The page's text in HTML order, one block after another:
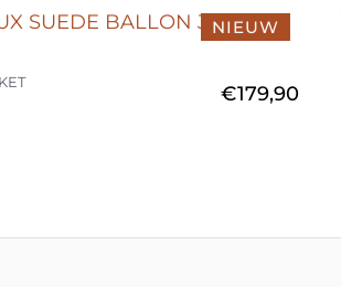
€179,90
NIEUW